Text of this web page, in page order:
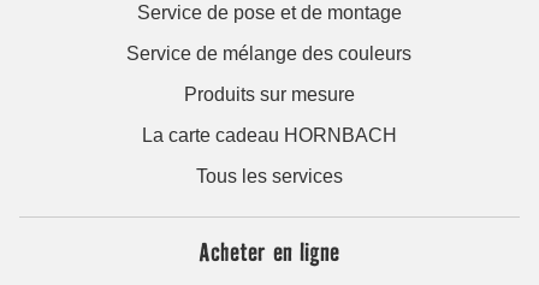
Service de pose et de montage
Service de mélange des couleurs
Produits sur mesure
La carte cadeau HORNBACH
Tous les services
Acheter en ligne